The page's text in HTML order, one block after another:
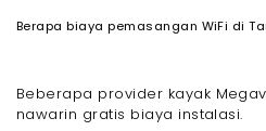
Berapa biaya pemasangan WiFi di
Beberapa provider kayak
nawarin gratis biaya instalasi.